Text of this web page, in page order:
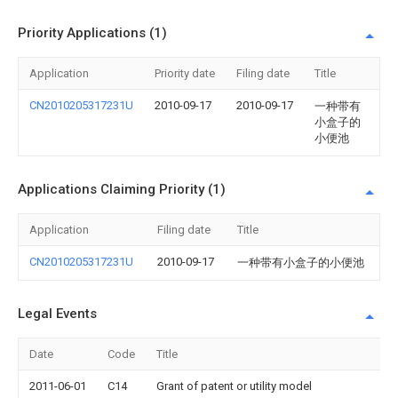
Priority Applications (1)
Application Priority date Filing date Title
CN2010205317231U 2010-09-17 2010-09-17
一种带有
小盒子的
小便池
Applications Claiming Priority (1)
Application Filing date Title
CN2010205317231U 2010-09-17 一种带有小盒子的小便池
Legal Events
Date Code Title
2011-06-01 C14 Grant of patent or utility model